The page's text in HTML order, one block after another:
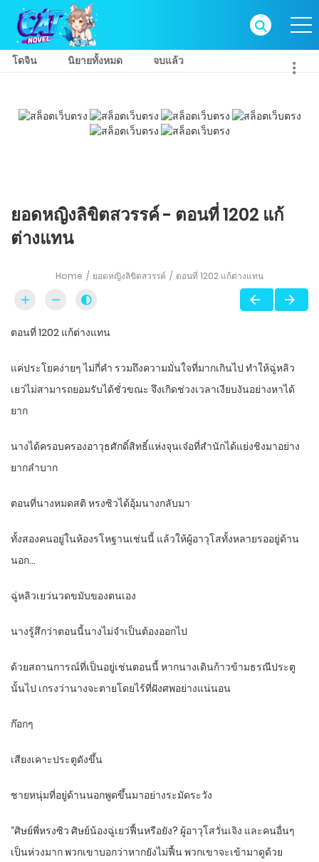
โดจิน นิยายทั้งหมด จบแล้ว
ยอดหญิงลิขิตสวรรค์ - ตอนที่ 1202 แก้
ต่างแทน
Home ยอดหญิงลิขิตสวรรค์ ตอนที่ 1202 แก้ต่างแทน
ตอนที่ 1202 แก้ต่างแทน
แค่ประโยคง่ายๆ ไม่กี่คำ รวมถึงความมั่นใจที่มากเกินไป ทำให้ฉู่หลิว
เยว่ไม่สามารถยอมรับได้ชั่วขณะ จึงเกิดช่วงเวลาเงียบงันอย่างหาได้
ยาก
นางได้ครอบครองอาวุธศักดิ์สิทธิ์แห่งจุนเจ๋อที่สำนักได้แย่งชิงมาอย่าง
ยากลำบาก
ตอนที่นางหมดสติ หรงซิวได้อุ้มนางกลับมา
ทั้งสองคนอยู่ในห้องรโหฐานเช่นนี้ แล้วให้ผู้อาวุโสทั้งหลายรออยู่ด้าน
นอก…
ฉู่หลิวเยว่นวดขมับของตนเอง
นางรู้สึกว่าตอนนี้นางไม่จำเป็นต้องออกไป
ด้วยสถานการณ์ที่เป็นอยู่เช่นตอนนี้ หากนางเดินก้าวข้ามธรณีประตู
นั้นไป เกรงว่านางจะตายโดยไร้ที่ฝังศพอย่างแน่นอน
ก๊อกๆ
เสียงเคาะประตูดังขึ้น
ชายหนุ่มที่อยู่ด้านนอกพูดขึ้นมาอย่างระมัดระวัง
“ศิษย์พี่หรงซิว ศิษย์น้องฉู่เยว่ฟื้นหรือยัง? ผู้อาวุโสวั่นเจิง และคนอื่นๆ
เป็นห่วงมาก พวกเขาบอกว่าหากยังไม่ฟื้น พวกเขาจะเข้ามาดูด้วย